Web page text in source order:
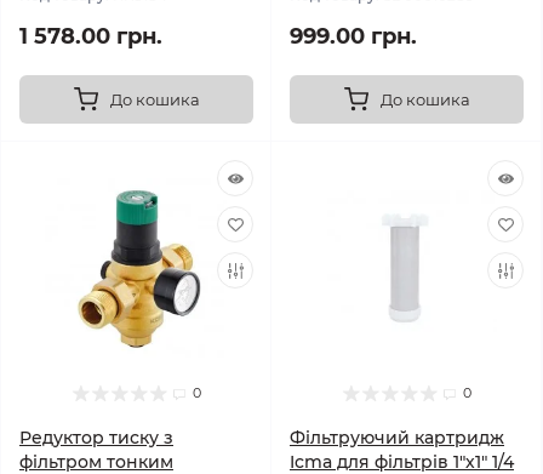
1 578.00 грн.
До кошика
999.00 грн.
До кошика
0
Редуктор тиску з
фільтром тонким
0
Фільтруючий картридж
Icma для фільтрів 1"х1" 1/4